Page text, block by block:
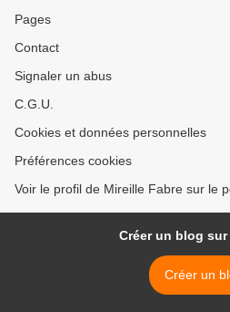
Pages
Contact
Signaler un abus
C.G.U.
Cookies et données personnelles
Préférences cookies
Voir le profil de Mireille Fabre sur le
Créer un blog
Créer un